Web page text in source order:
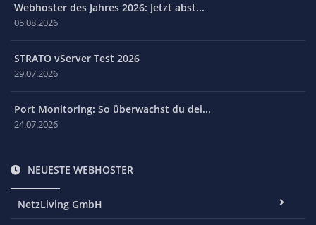
Webhoster des Jahres 2026: Jetzt abst...
05.08.2026
STRATO vServer Test 2026
29.07.2026
Port Monitoring: So überwachst du dei...
24.07.2026
NEUESTE WEBHOSTER
NetzLiving GmbH